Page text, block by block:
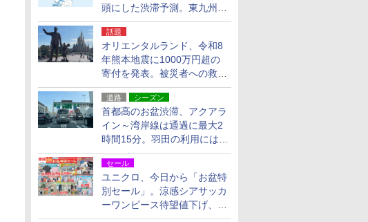
頭にした渋滞予測。東九州道
への迂回は料金調整を実施
話題
オリエンタルランド、令和8
年熊本地震に1000万円超の
寄付を発表。被災者への救援
活動・復旧支援
道路 シーズン
首都高のお盆渋滞、アクアラ
イン～湾岸線は通過に最大2
時間15分。羽田の利用には
「空港西出口」の利用検討を
セール
ユニクロ、今日から「お盆特
別セール」。涼感シアサッカ
ーワンピース待望値下げ、撥
水ギアショーツは1990円に